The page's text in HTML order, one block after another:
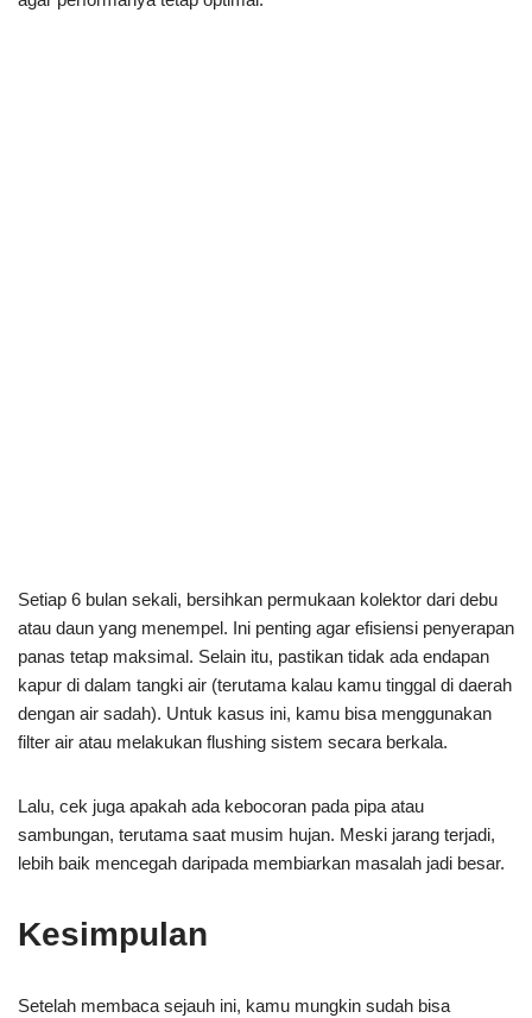
Setiap 6 bulan sekali, bersihkan permukaan kolektor dari debu
atau daun yang menempel. Ini penting agar efisiensi penyerapan
panas tetap maksimal. Selain itu, pastikan tidak ada endapan
kapur di dalam tangki air (terutama kalau kamu tinggal di daerah
dengan air sadah). Untuk kasus ini, kamu bisa menggunakan
filter air atau melakukan flushing sistem secara berkala.
Lalu, cek juga apakah ada kebocoran pada pipa atau
sambungan, terutama saat musim hujan. Meski jarang terjadi,
lebih baik mencegah daripada membiarkan masalah jadi besar.
Kesimpulan
Setelah membaca sejauh ini, kamu mungkin sudah bisa